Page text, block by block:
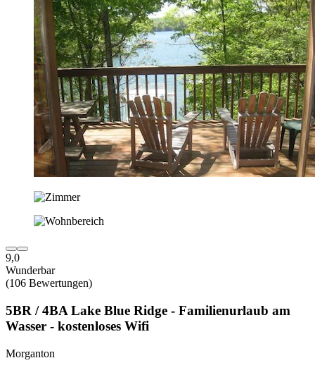
9,0
Wunderbar
(106 Bewertungen)
5BR / 4BA Lake Blue Ridge - Familienurlaub am
Wasser - kostenloses Wifi
Morganton